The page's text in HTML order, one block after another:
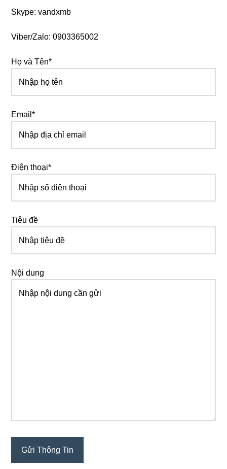
Skype: vandxmb
Viber/Zalo: 0903365002
Họ và Tên*
Email*
Điện thoại*
Tiêu đề
Nội dung